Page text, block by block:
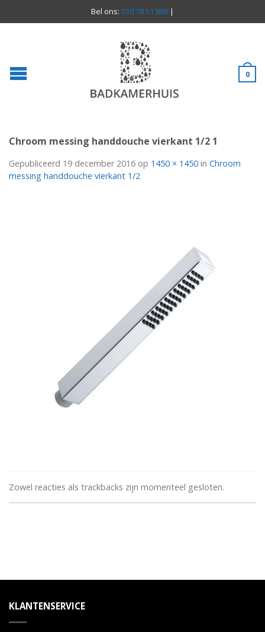
Bel ons: 010 78 51 888 |
0
Chroom messing handdouche vierkant 1/2 1
Gepubliceerd 19 december 2016 op 1450 × 1450 in Chroom
messing handdouche vierkant 1/2
Zowel reacties als trackbacks zijn momenteel gesloten.
KLANTENSERVICE